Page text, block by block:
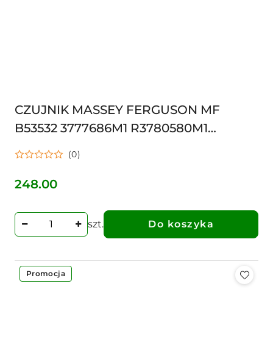
CZUJNIK MASSEY FERGUSON MF
B53532 3777686M1 R3780580M1
4271809M1 4271809M1 3780580M1
WYŁĄCZN3381094M1
(0)
Cena:
248.00
szt. Do koszyka
Promocja